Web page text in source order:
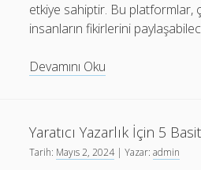
etkiye sahiptir. Bu platformlar,
insanların fikirlerini
Devamını Oku
Etkisi
ve
İş
Yaratıcı Yazarlık İçin 5
Tarih: Mayıs 2, 2024| Yazar:admin